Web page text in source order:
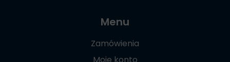
Menu
Zamówienia